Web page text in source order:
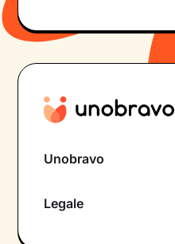
Unobravo
Legale